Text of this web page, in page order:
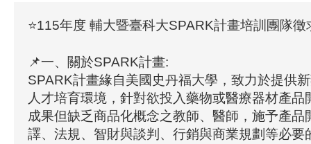
⭐115年度 輔大暨臺科大SPARK計畫培訓團隊徵
📌一、關於SPARK計畫:
SPARK計畫緣自美國史丹福大學，致力於提供
人才培育環境，針對欲投入藥物或醫療器材產品
成果但缺乏商品化概念之教師、醫師，施予產品
譯、法規、智財與談判、行銷與商業規劃等必要